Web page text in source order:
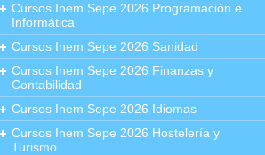
Cursos Inem Sepe 2026 Programación e
Informática
Cursos Inem Sepe 2026 Sanidad
Cursos Inem Sepe 2026 Finanzas y
Contabilidad
Cursos Inem Sepe 2026 Idiomas
Cursos Inem Sepe 2026 Hostelería y
Turismo